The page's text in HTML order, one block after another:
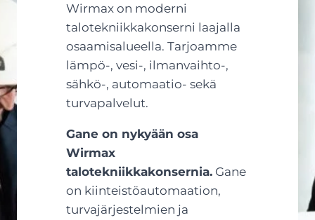
Wirmax on moderni
talotekniikkakonserni laajalla
osaamisalueella. Tarjoamme
lämpö-, vesi-, ilmanvaihto-,
sähkö-, automaatio- sekä
turvapalvelut.
Gane on nykyään osa
Wirmax
talotekniikkakonsernia. Gane
on kiinteistöautomaation,
turvajärjestelmien ja